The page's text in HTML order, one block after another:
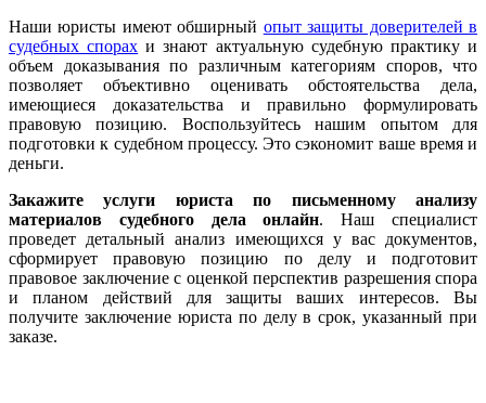
Наши юристы имеют обширный опыт защиты доверителей в
судебных спорах и знают актуальную судебную практику и
объем доказывания по различным категориям споров, что
позволяет объективно оценивать обстоятельства дела,
имеющиеся доказательства и правильно формулировать
правовую позицию. Воспользуйтесь нашим опытом для
подготовки к судебном процессу. Это сэкономит ваше время и
деньги.
Закажите услуги юриста по письменному анализу
материалов судебного дела онлайн. Наш специалист
проведет детальный анализ имеющихся у вас документов,
сформирует правовую позицию по делу и подготовит
правовое заключение с оценкой перспектив разрешения спора
и планом действий для защиты ваших интересов. Вы
получите заключение юриста по делу в срок, указанный при
заказе.